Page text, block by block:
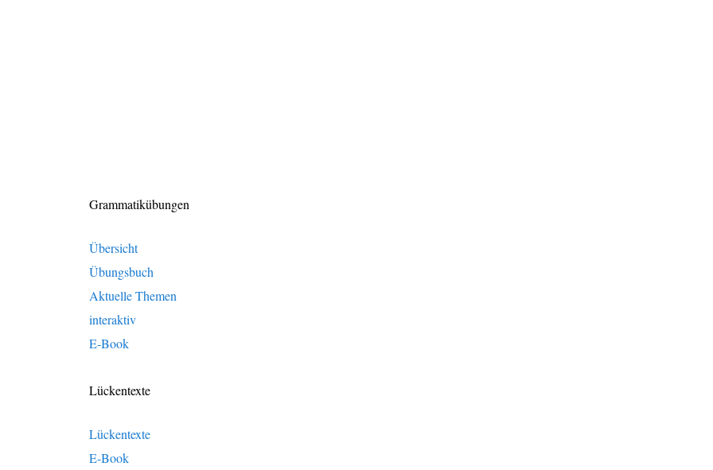
Grammatikübungen
Übersicht
Übungsbuch
Aktuelle Themen
interaktiv
E-Book
Lückentexte
Lückentexte
E-Book